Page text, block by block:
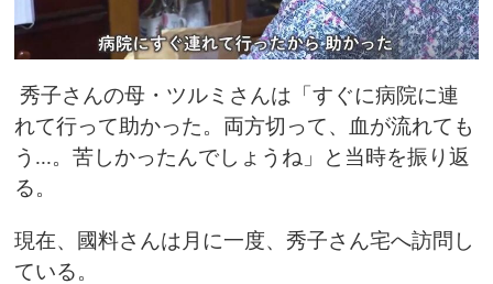
秀子さんの母・ツルミさんは「すぐに病院に連
れて行って助かった。両方切って、血が流れても
う...。苦しかったんでしょうね」と当時を振り返
る。
現在、國料さんは月に一度、秀子さん宅へ訪問し
ている。